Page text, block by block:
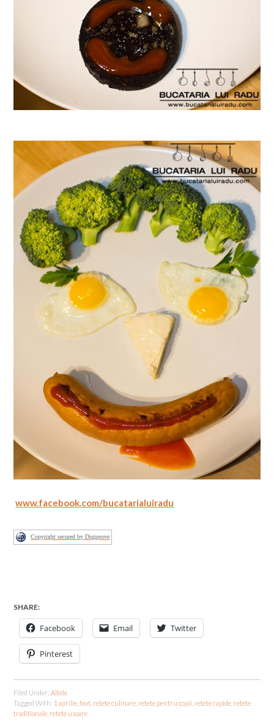
www.facebook.com/bucatarialuiradu
Copyright secured by Digiprove
SHARE:
Facebook Email Twitter
Pinterest
Filed Under: Altele
Tagged With: 1 aprilie ,feat retete culinare retete pentru copii retete rapide retete
traditionale retete usoare